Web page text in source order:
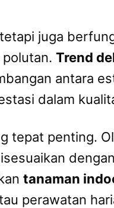
juga
Trend
antara
dalam
tepat penting.
tanaman
perawatan